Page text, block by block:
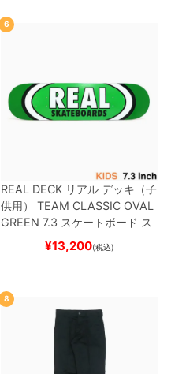
ー
6
REAL DECK リアル デッキ（子
供用）
TEAM CLASSIC OVAL
GREEN 7.3 スケートボード ス
¥13,200(税込)
8